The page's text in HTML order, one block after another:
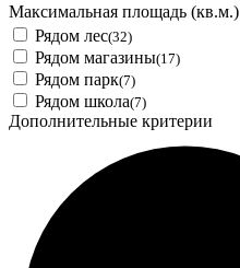
Максимальная площадь (кв.м.)
Рядом лес(32)
Рядом магазины(17)
Рядом парк(7)
Рядом школа(7)
Дополнительные критерии